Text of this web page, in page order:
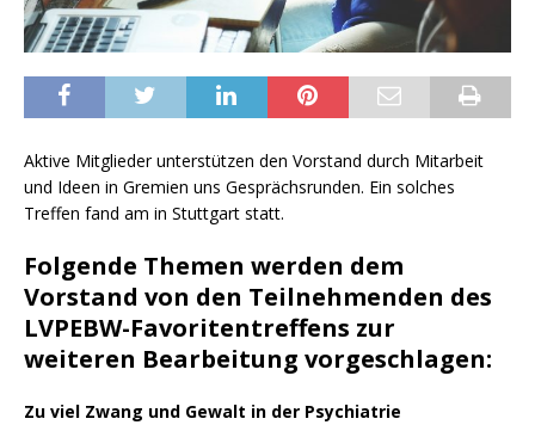
Aktive Mitglieder unterstützen den Vorstand durch Mitarbeit
und Ideen in Gremien uns Gesprächsrunden. Ein solches
Treffen fand am in Stuttgart statt.
Folgende Themen werden dem
Vorstand von den Teilnehmenden des
LVPEBW-Favoritentreffens zur
weiteren Bearbeitung vorgeschlagen:
Zu viel Zwang und Gewalt in der Psychiatrie